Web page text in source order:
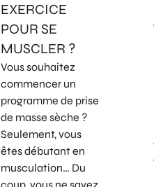
EXERCICE
POUR SE
MUSCLER ?
Vous souhaitez
commencer un
programme de prise
de masse sèche ?
Seulement, vous
êtes débutant en
musculation… Du